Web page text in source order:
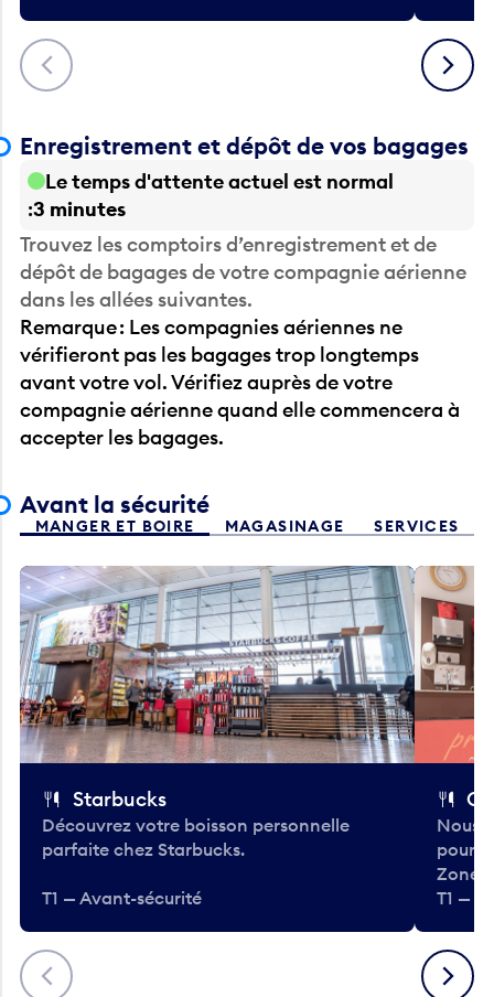
Précédent Suivant
Enregistrement et dépôt de vos bagages
Le temps d'attente actuel est normal
3 minutes
Trouvez les comptoirs d’enregistrement et de
dépôt de bagages de votre compagnie aérienne
dans les allées suivantes.
Remarque : Les compagnies aériennes ne
vérifieront pas les bagages trop longtemps
avant votre vol. Vérifiez auprès de votre
compagnie aérienne quand elle commencera à
accepter les bagages.
Avant la sécurité
MANGER ET BOIRE MAGASINAGE SERVICES
Précédent
Starbucks
Découvrez votre boisson personnelle
parfaite chez Starbucks.
T1 — Avant-sécurité
Nous
pour
Zone.
T1 —
Suivant